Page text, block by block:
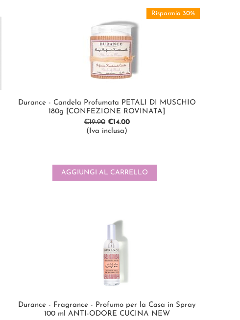
Risparmia 30%
Durance - Candela Profumata PETALI DI MUSCHIO
180g [CONFEZIONE ROVINATA]
€19.90 €14.00
(Iva inclusa)
AGGIUNGI AL CARRELLO
Durance - Fragrance - Profumo per la Casa in Spray
100 ml ANTI-ODORE CUCINA NEW